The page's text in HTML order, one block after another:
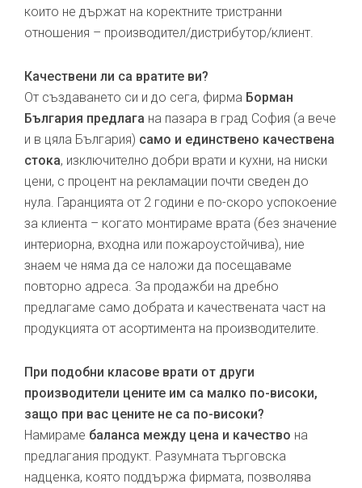
които не държат на коректните тристранни
отношения – производител/дистрибутор/клиент.
Качествени ли са вратите ви?
От създаването си и до сега, фирма Борман
България предлага на пазара в град София (а вече
и в цяла България) само и единствено качествена
стока, изключително добри врати и кухни, на ниски
цени, с процент на рекламации почти сведен до
нула. Гаранцията от 2 години е по-скоро успокоение
за клиента – когато монтираме врата (без значение
интериорна, входна или пожароустойчива), ние
знаем че няма да се наложи да посещаваме
повторно адреса. За продажби на дребно
предлагаме само добрата и качествената част на
продукцията от асортимента на производителите.
При подобни класове врати от други
производители цените им са малко по-високи,
защо при вас цените не са по-високи?
Намираме баланса между цена и качество на
предлагания продукт. Разумната търговска
надценка, която поддържа фирмата, позволява